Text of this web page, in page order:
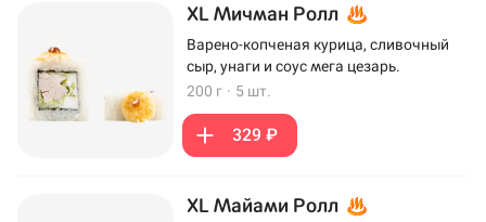
XL Мичман Ролл
Варено-копченая курица, сливочный
сыр, унаги и соус мега цезарь.
200 г · 5 шт.
329 ₽
XL Майами Ролл